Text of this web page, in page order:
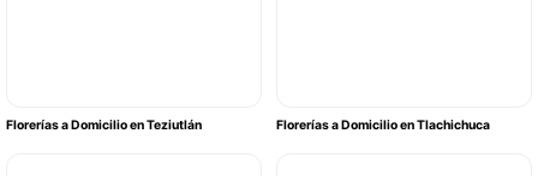
Florerías a Domicilio en Teziutlán Florerías a Domicilio en Tlachichuca